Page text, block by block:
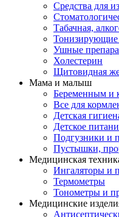
Средства для
Табачная,
Тонизирующие
Ушные
Холестерин
Щитовидная
Мама и малыш
Беременным и
Все для
Детская
Детское
Подгузники и
Пустышки,
Медицинская
Ингаляторы и
Термометры
Тонометры и
Медицинские